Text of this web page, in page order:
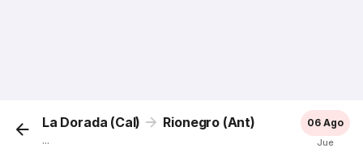
La Dorada (Cal) Rionegro (Ant)
...
06 Ago
Jue